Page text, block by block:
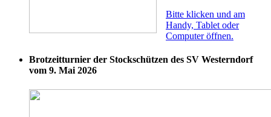
Bitte klicken und am
Handy, Tablet oder
Computer öffnen.
Brotzeitturnier der Stockschützen des SV Westerndorf
vom 9. Mai 2026